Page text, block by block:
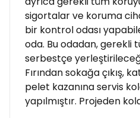
sigortalar ve koruma
bir kontrol odası
oda. Bu odadan, gerekli
serbestçe
Fırından sokağa çıkış,
pelet kazanına servis
yapılmıştır. Projeden